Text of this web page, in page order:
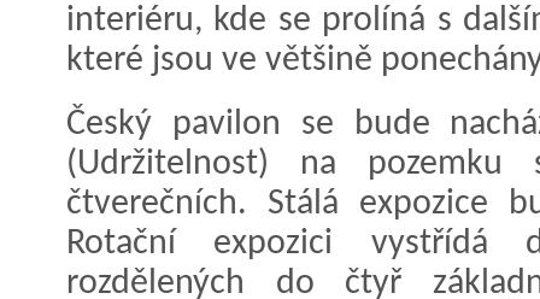
interiéru, kde se prolíná s
které jsou ve většině
Český pavilon se bude
(Udržitelnost) na
čtverečních. Stálá expozice
Rotační expozici vystřídá
rozdělených do čtyř